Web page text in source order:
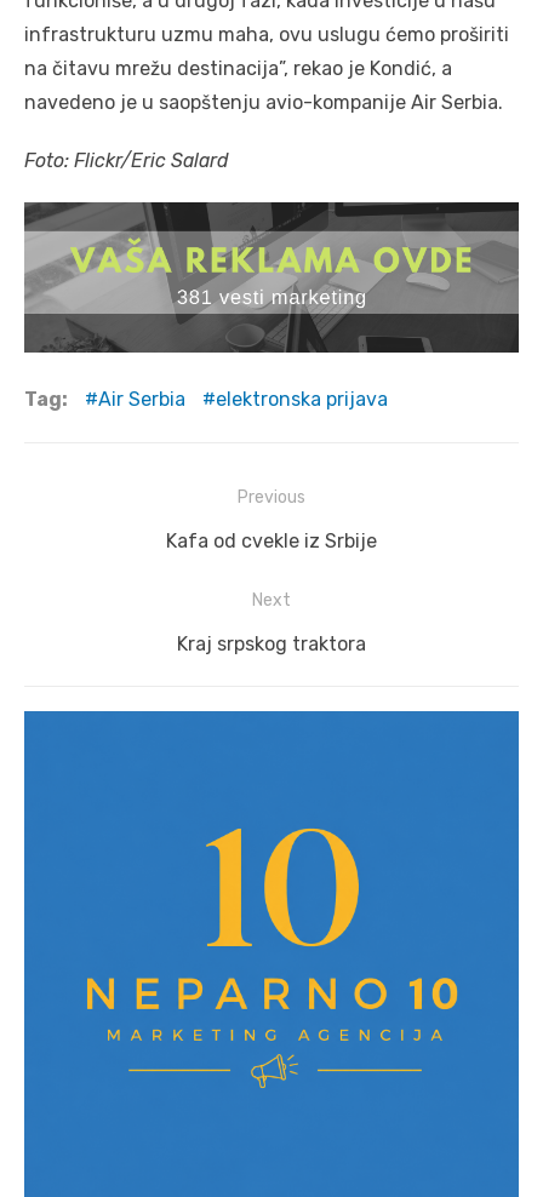
infrastrukturu uzmu maha, ovu uslugu ćemo proširiti
na čitavu mrežu destinacija”, rekao je Kondić, a
navedeno je u saopštenju avio-kompanije Air Serbia.
Foto: Flickr/Eric Salard
Tag: Air Serbia elektronska prijava
Previous
Previous
Kafa od cvekle iz Srbije
Next
Next
Kraj srpskog traktora